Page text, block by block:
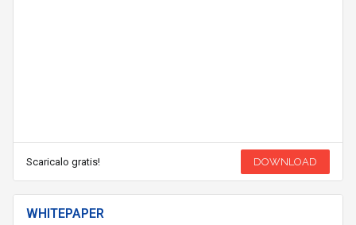
Scaricalo gratis! DOWNLOAD
WHITEPAPER